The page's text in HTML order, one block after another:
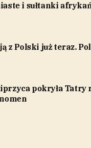
i sułtanki
z Polski już teraz.
pokryła Tatry